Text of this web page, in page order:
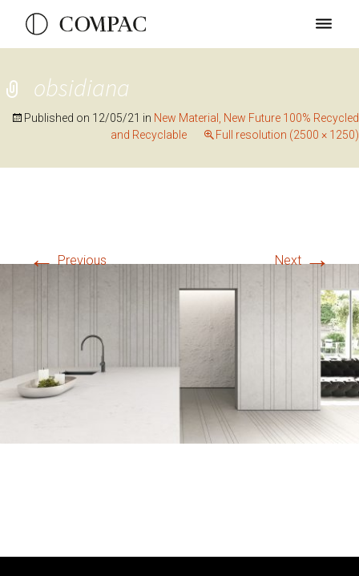
obsidiana
Published on 12/05/21 in New Material, New Future 100% Recycled
and Recyclable
Full resolution (2500 × 1250)
←Previous Next→